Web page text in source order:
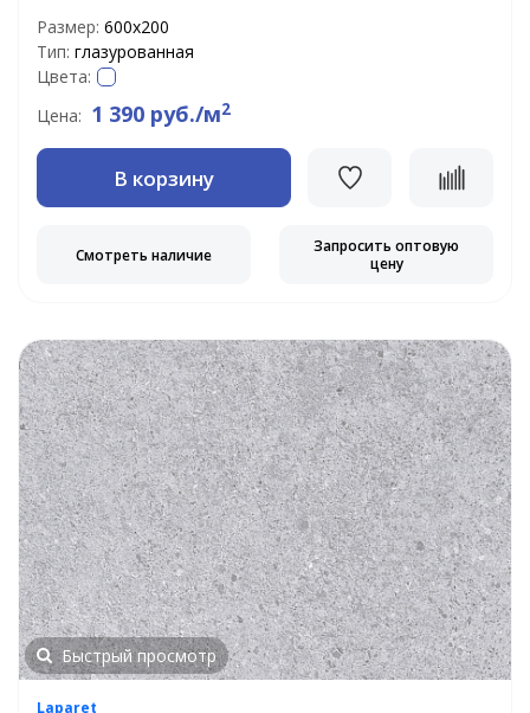
Размер: 600х200
Тип: глазурованная
Цвета:
Цена: 1 390 руб./м2
В корзину
Смотреть наличие
Запросить оптовую
цену
Быстрый просмотр
Laparet